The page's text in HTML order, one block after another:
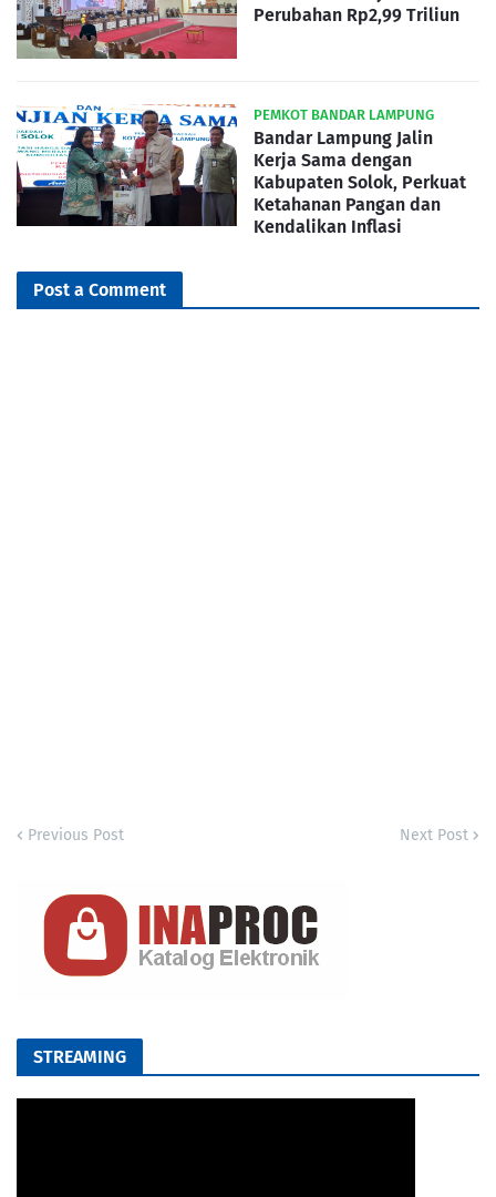
Perubahan Rp2,99 Triliun
PEMKOT BANDAR LAMPUNG
Bandar Lampung Jalin
Kerja Sama dengan
Kabupaten Solok, Perkuat
Ketahanan Pangan dan
Kendalikan Inflasi
Post a Comment
Previous Post Next Post
STREAMING